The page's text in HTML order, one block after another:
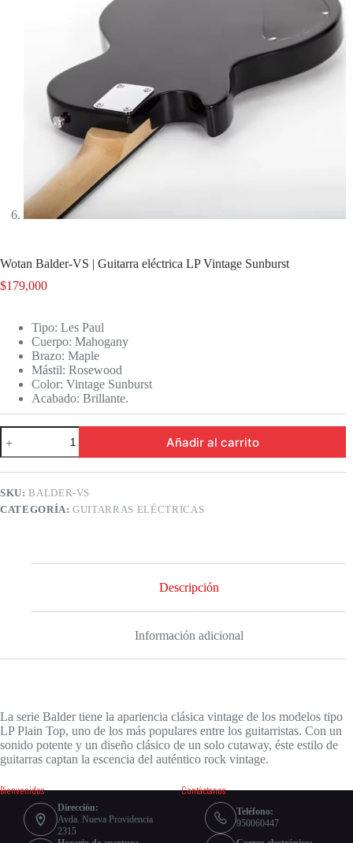
Wotan Balder-VS | Guitarra eléctrica LP Vintage Sunburst
$179,000
Tipo: Les Paul
Cuerpo: Mahogany
Brazo: Maple
Mástil: Rosewood
Color: Vintage Sunburst
Acabado: Brillante.
Wotan
Balder-
VS
|
eléctrica
LP
Añadir al carrito
SKU:BALDER-VS
CATEGORÍA:GUITARRAS ELÉCTRICAS
Descripción
Información adicional
La serie Balder tiene la apariencia clásica vintage de los modelos tipo
LP Plain Top, uno de los más populares entre los guitarristas. Con un
sonido potente y un diseño clásico de un solo cutaway, éste estilo de
guitarras captan la escencia del auténtico rock vintage.
Bienvenidos
Dirección:
Avda. Nueva Providencia
2315
Contáctanos
Teléfono:
950060447